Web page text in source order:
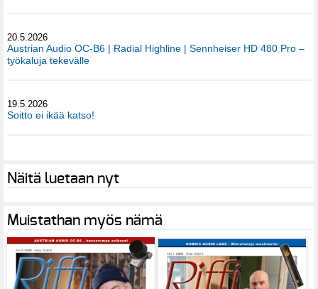
20.5.2026
Austrian Audio OC-B6 | Radial Highline | Sennheiser HD 480 Pro –
työkaluja tekevälle
19.5.2026
Soitto ei ikää katso!
Näitä luetaan nyt
Muistathan myös nämä